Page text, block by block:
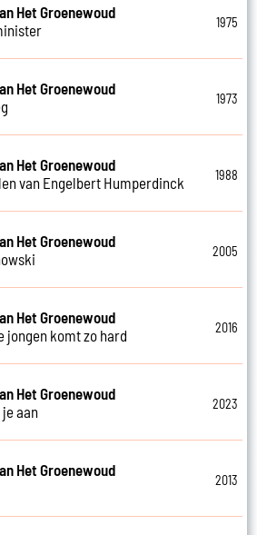
Het Groenewoud
1975
Het Groenewoud
1973
Het Groenewoud
van Engelbert Humperdinck
1988
Het Groenewoud
2005
Het Groenewoud
jongen komt zo hard
2016
Het Groenewoud
aan
2023
Het Groenewoud
2013